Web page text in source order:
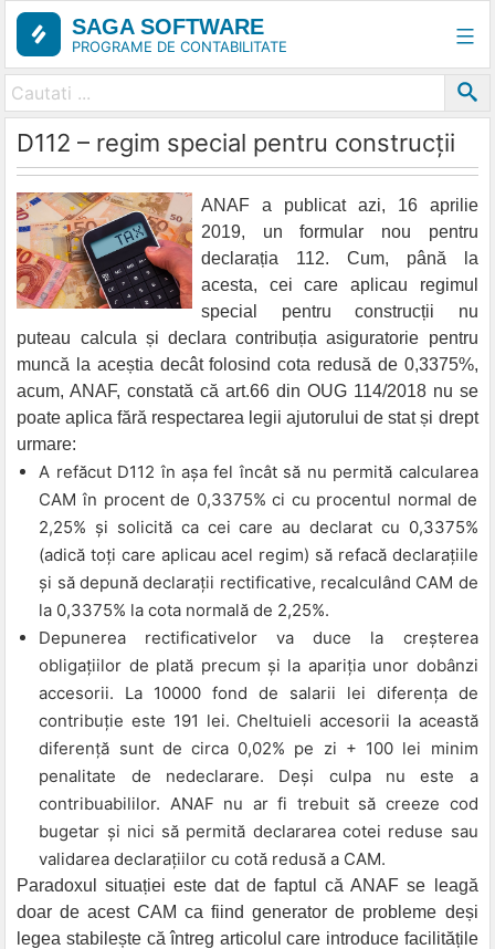
Skip
content
SAGA SOFTWARE
PROGRAME DE CONTABILITATE
D112 – regim special pentru construcții
ANAF a publicat azi, 16 aprilie
2019, un formular nou pentru
declarația 112. Cum, până la
acesta, cei care aplicau regimul
special pentru construcții nu
puteau calcula și declara contribuția asiguratorie pentru
muncă la aceștia decât folosind cota redusă de 0,3375%,
acum, ANAF, constată că art.66 din OUG 114/2018 nu se
poate aplica fără respectarea legii ajutorului de stat și drept
urmare:
A refăcut D112 în așa fel încât să nu permită calcularea
CAM în procent de 0,3375% ci cu procentul normal de
2,25% și solicită ca cei care au declarat cu 0,3375%
(adică toți care aplicau acel regim) să refacă declarațiile
și să depună declarații rectificative, recalculând CAM de
la 0,3375% la cota normală de 2,25%.
Depunerea rectificativelor va duce la creșterea
obligațiilor de plată precum și la apariția unor dobânzi
accesorii. La 10000 fond de salarii lei diferența de
contribuție este 191 lei. Cheltuieli accesorii la această
diferență sunt de circa 0,02% pe zi + 100 lei minim
penalitate de nedeclarare. Deși culpa nu este a
contribuabililor. ANAF nu ar fi trebuit să creeze cod
bugetar și nici să permită declararea cotei reduse sau
validarea declarațiilor cu cotă redusă a CAM.
Paradoxul situației este dat de faptul că ANAF se leagă
doar de acest CAM ca fiind generator de probleme deși
legea stabilește că întreg articolul care introduce facilitățile